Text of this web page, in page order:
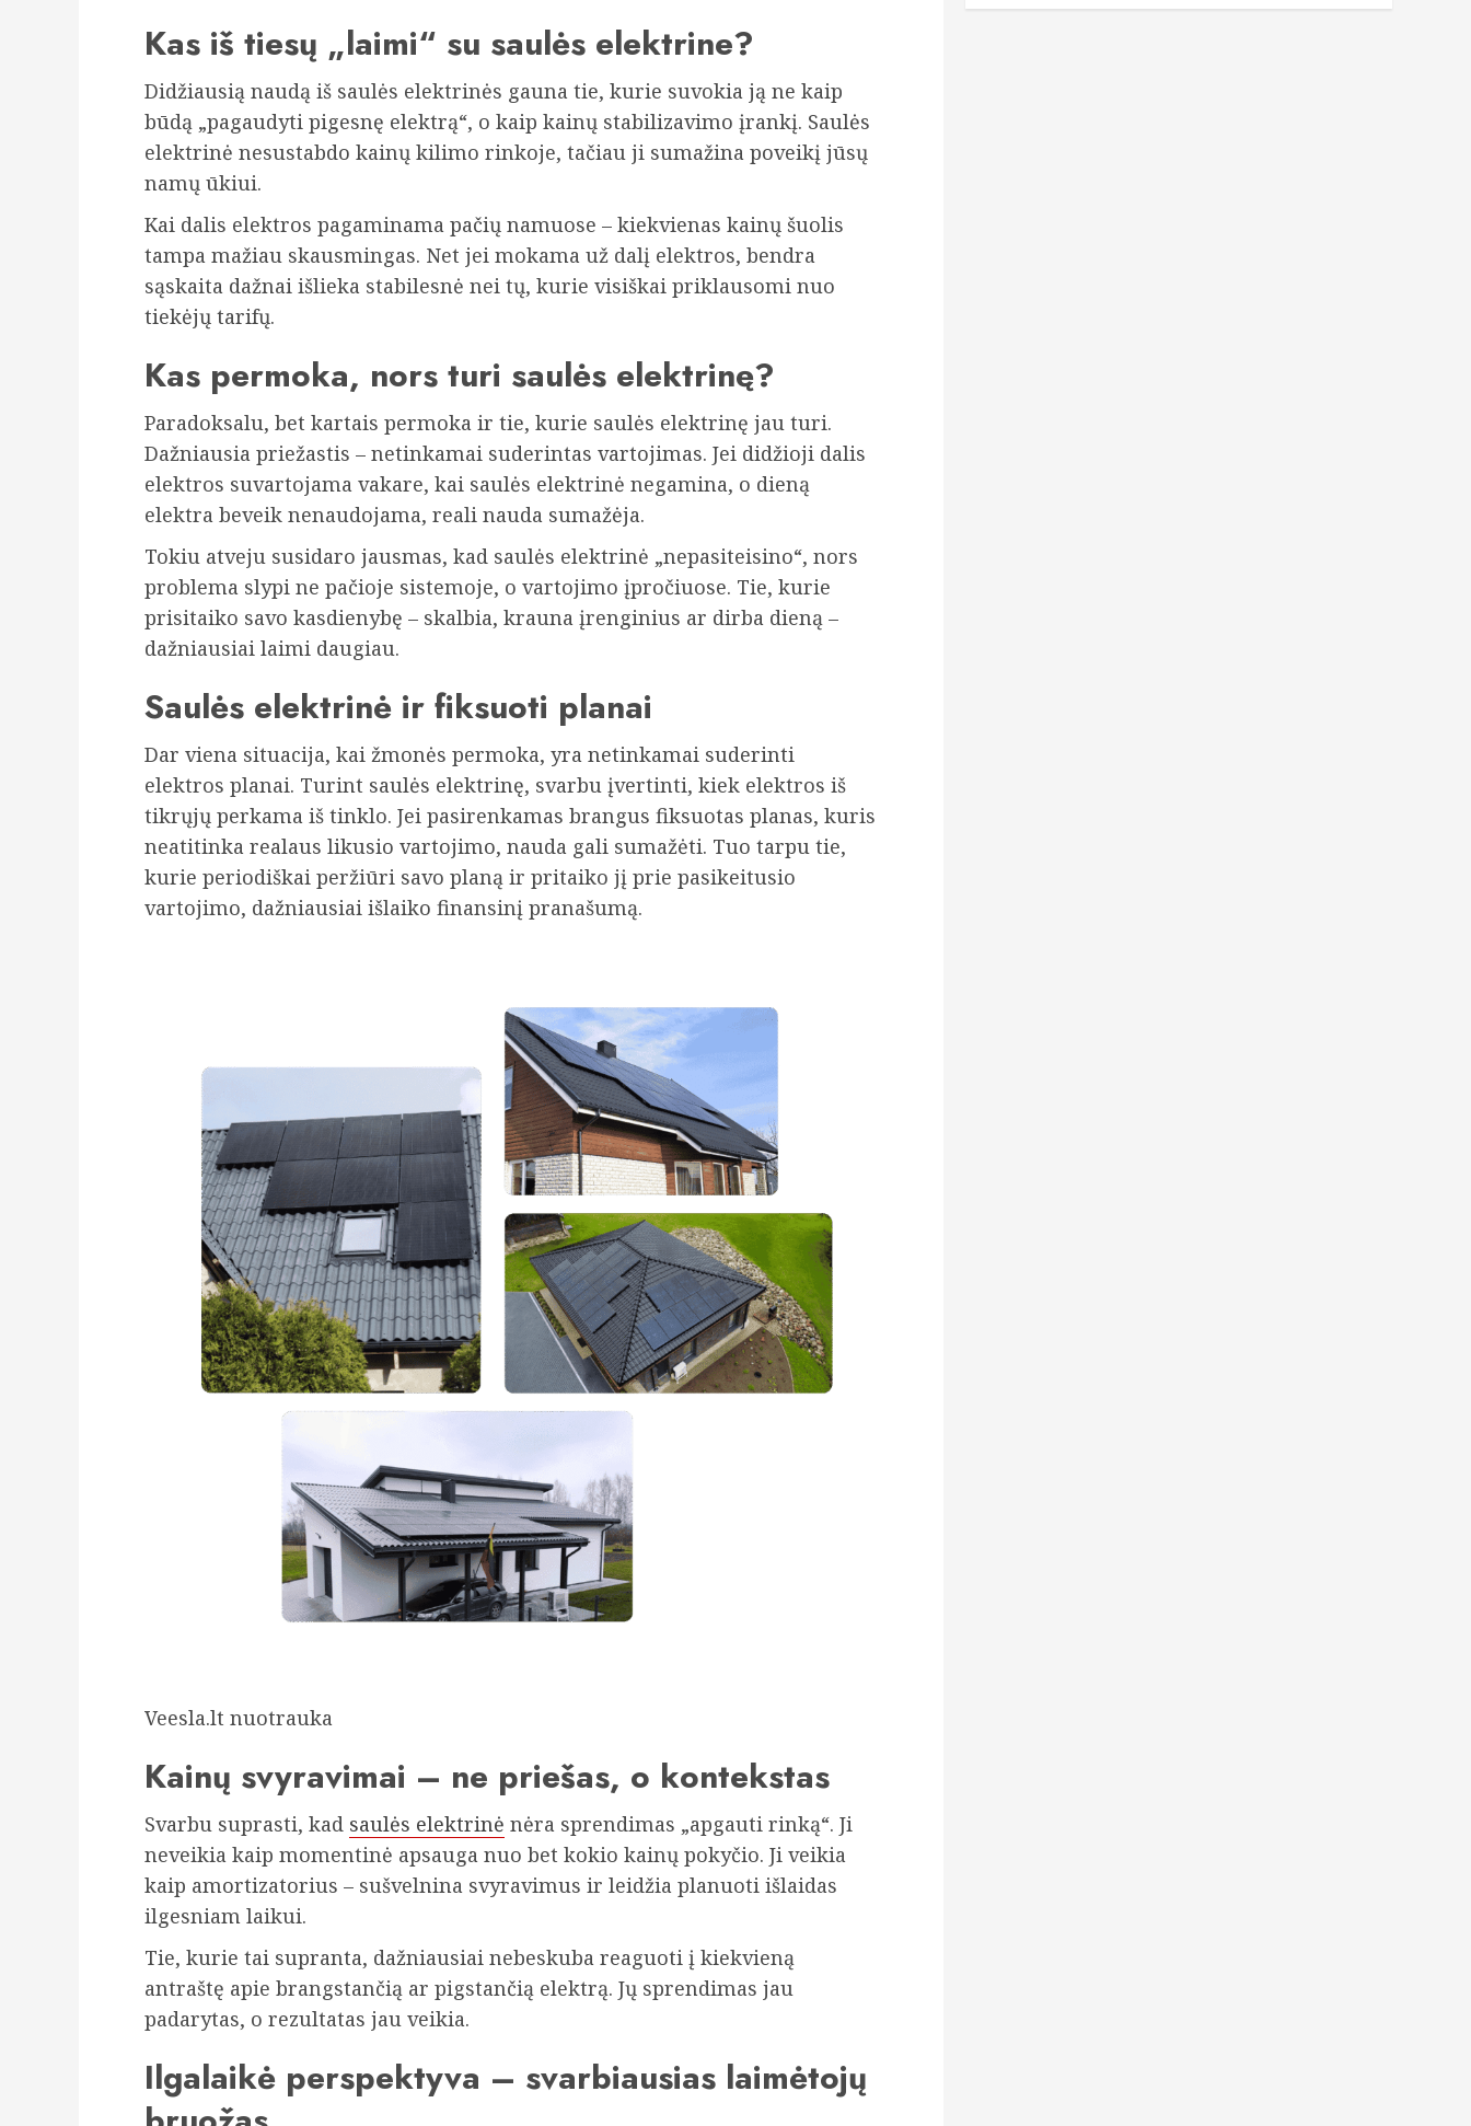
Kas iš tiesų „laimi“ su saulės elektrine?
Didžiausią naudą iš saulės elektrinės gauna tie, kurie suvokia ją ne kaip
būdą „pagaudyti pigesnę elektrą“, o kaip kainų stabilizavimo įrankį. Saulės
elektrinė nesustabdo kainų kilimo rinkoje, tačiau ji sumažina poveikį jūsų
namų ūkiui.
Kai dalis elektros pagaminama pačių namuose – kiekvienas kainų šuolis
tampa mažiau skausmingas. Net jei mokama už dalį elektros, bendra
sąskaita dažnai išlieka stabilesnė nei tų, kurie visiškai priklausomi nuo
tiekėjų tarifų.
Kas permoka, nors turi saulės elektrinę?
Paradoksalu, bet kartais permoka ir tie, kurie saulės elektrinę jau turi.
Dažniausia priežastis – netinkamai suderintas vartojimas. Jei didžioji dalis
elektros suvartojama vakare, kai saulės elektrinė negamina, o dieną
elektra beveik nenaudojama, reali nauda sumažėja.
Tokiu atveju susidaro jausmas, kad saulės elektrinė „nepasiteisino“, nors
problema slypi ne pačioje sistemoje, o vartojimo įpročiuose. Tie, kurie
prisitaiko savo kasdienybę – skalbia, krauna įrenginius ar dirba dieną –
dažniausiai laimi daugiau.
Saulės elektrinė ir fiksuoti planai
Dar viena situacija, kai žmonės permoka, yra netinkamai suderinti
elektros planai. Turint saulės elektrinę, svarbu įvertinti, kiek elektros iš
tikrųjų perkama iš tinklo. Jei pasirenkamas brangus fiksuotas planas, kuris
neatitinka realaus likusio vartojimo, nauda gali sumažėti. Tuo tarpu tie,
kurie periodiškai peržiūri savo planą ir pritaiko jį prie pasikeitusio
vartojimo, dažniausiai išlaiko finansinį pranašumą.
Veesla.lt nuotrauka
Kainų svyravimai – ne priešas, o kontekstas
Svarbu suprasti, kad saulės elektrinė nėra sprendimas „apgauti rinką“. Ji
neveikia kaip momentinė apsauga nuo bet kokio kainų pokyčio. Ji veikia
kaip amortizatorius – sušvelnina svyravimus ir leidžia planuoti išlaidas
ilgesniam laikui.
Tie, kurie tai supranta, dažniausiai nebeskuba reaguoti į kiekvieną
antraštę apie brangstančią ar pigstančią elektrą. Jų sprendimas jau
padarytas, o rezultatas jau veikia.
Ilgalaikė perspektyva – svarbiausias laimėtojų